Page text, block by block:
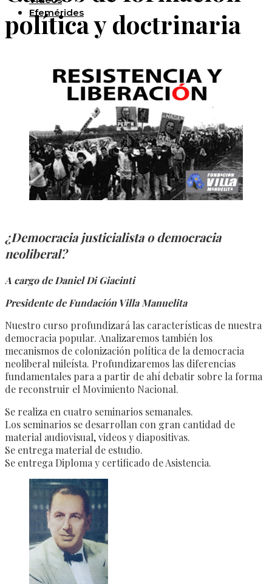
Efemérides
política y doctrinaria
¿Democracia justicialista o democracia
neoliberal?
A cargo de Daniel Di Giacinti
Presidente de Fundación Villa Manuelita
Nuestro curso profundizará las características de nuestra
democracia popular. Analizaremos también los
mecanismos de colonización política de la democracia
neoliberal mileísta. Profundizaremos las diferencias
fundamentales para a partir de ahí debatir sobre la forma
de reconstruir el Movimiento Nacional.
Se realiza en cuatro seminarios semanales.
Los seminarios se desarrollan con gran cantidad de
material audiovisual, videos y diapositivas.
Se entrega material de estudio.
Se entrega Diploma y certificado de Asistencia.